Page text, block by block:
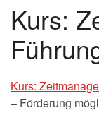
Kurs:
Kurs:
– Förderung